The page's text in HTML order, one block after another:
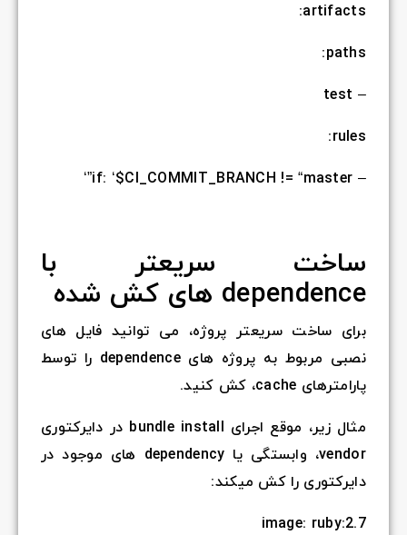
artifacts:
paths:
– test
rules:
– if: ‘$CI_COMMIT_BRANCH != “master”‘
ساخت سریعتر با
dependence های کش شده
برای ساخت سریعتر پروژه، می توانید فایل های
نصبی مربوط به پروژه های dependence را توسط
پارامترهای cache، کش کنید.
مثال زیر، موقع اجرای bundle install در دایرکتوری
vendor، وابستگی یا dependency های موجود در
دایرکتوری را کش میکند:
image: ruby:2.7